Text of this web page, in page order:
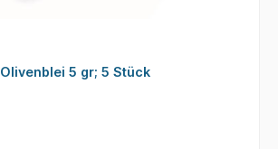
Olivenblei 5 gr; 5 Stück